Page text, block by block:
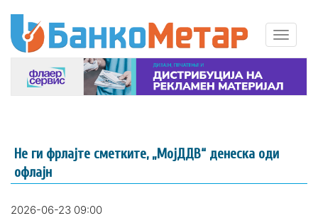
Не ги фрлајте сметките, „МојДДВ“ денеска оди
офлајн
2026-06-23 09:00